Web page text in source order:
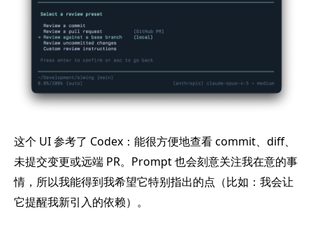
这个 UI 参考了 Codex：能很方便地查看 commit、diff、
未提交变更或远端 PR。Prompt 也会刻意关注我在意的事
情，所以我能得到我希望它特别指出的点（比如：我会让
它提醒我新引入的依赖）。